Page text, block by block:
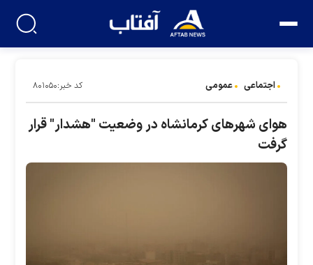
اجتماعی عمومی کد خبر:۸۰۱۰۵۰
هوای شهر‌های کرمانشاه در وضعیت "هشدار" قرار
گرفت